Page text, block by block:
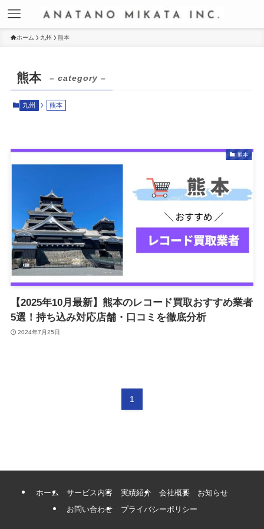
ホーム 九州 熊本
熊本 – category –
九州 熊本
熊本
【2025年10月最新】熊本のレコード買取おすすめ業者
5選！持ち込み対応店舗・口コミを徹底分析
2024年7月25日
1
ホーム サービス内容 実績紹介 会社概要
お知らせ
お問い合わせ
プライバシーポリシー